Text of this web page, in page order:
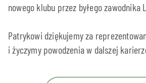
nowego klubu przez byłego zawodnika
Patrykowi dziękujemy za
i życzymy powodzenia w dalszej